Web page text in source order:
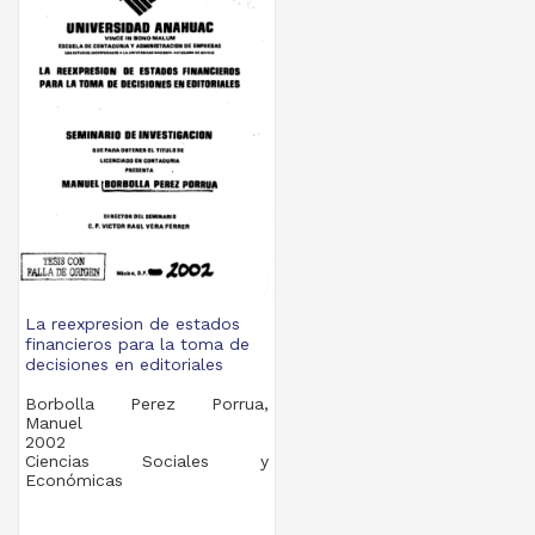
La reexpresion de estados
financieros para la toma de
decisiones en editoriales
Borbolla Perez Porrua,
Manuel
2002
Ciencias Sociales y
Económicas